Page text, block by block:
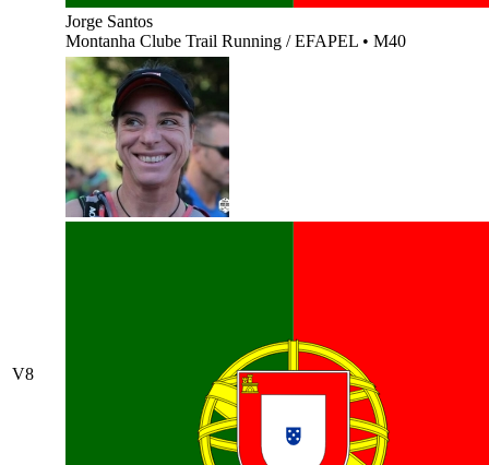
Jorge Santos
Montanha Clube Trail Running / EFAPEL • M40
V8